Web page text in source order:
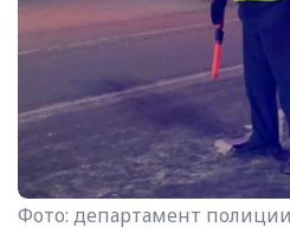
Фото: департамент